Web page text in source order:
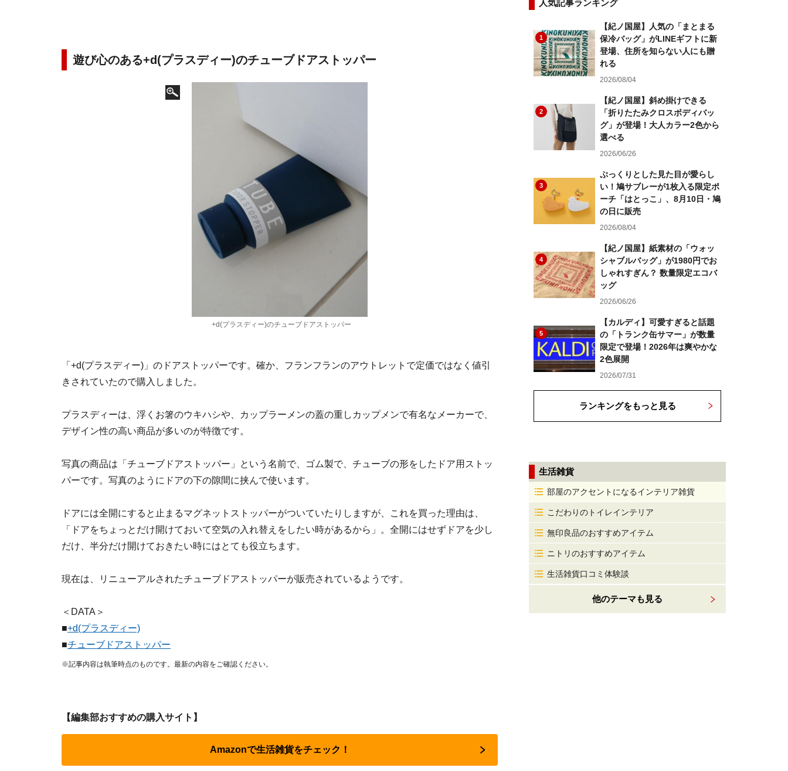
遊び心のある+d(プラスディー)のチューブドアストッパー
+d(プラスディー)のチューブドアストッパー
「+d(プラスディー)」のドアストッパーです。確か、フランフランのアウトレットで定価ではなく値引
きされていたので購入しました。
プラスディーは、浮くお箸のウキハシや、カップラーメンの蓋の重しカップメンで有名なメーカーで、
デザイン性の高い商品が多いのが特徴です。
写真の商品は「チューブドアストッパー」という名前で、ゴム製で、チューブの形をしたドア用ストッ
パーです。写真のようにドアの下の隙間に挟んで使います。
ドアには全開にすると止まるマグネットストッパーがついていたりしますが、これを買った理由は、
「ドアをちょっとだけ開けておいて空気の入れ替えをしたい時があるから」。全開にはせずドアを少し
だけ、半分だけ開けておきたい時にはとても役立ちます。
現在は、リニューアルされたチューブドアストッパーが販売されているようです。
＜DATA＞
■+d(プラスディー)
■チューブドアストッパー
※記事内容は執筆時点のものです。最新の内容をご確認ください。
【編集部おすすめの購入サイト】
Amazonで生活雑貨をチェック！
人気記事ランキング
1
【紀ノ国屋】人気の「まとまる
保冷バッグ」がLINEギフトに新
登場、住所を知らない人にも贈
れる
2026/08/04
2
【紀ノ国屋】斜め掛けできる
「折りたたみクロスボディバッ
グ」が登場！大人カラー2色から
選べる
2026/06/26
3
ぷっくりとした見た目が愛らし
い！鳩サブレーが1枚入る限定ポ
ーチ「はとっこ」、8月10日・鳩
の日に販売
2026/08/04
4
【紀ノ国屋】紙素材の「ウォッ
シャブルバッグ」が1980円でお
しゃれすぎん？ 数量限定エコバ
ッグ
2026/06/26
5
【カルディ】可愛すぎると話題
の「トランク缶サマー」が数量
限定で登場！2026年は爽やかな
2色展開
2026/07/31
ランキングをもっと見る
生活雑貨
部屋のアクセントになるインテリア雑貨
こだわりのトイレインテリア
無印良品のおすすめアイテム
ニトリのおすすめアイテム
生活雑貨口コミ体験談
他のテーマも見る